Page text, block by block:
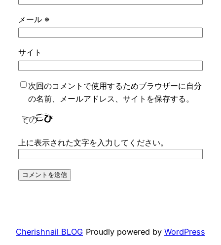
メール ※
サイト
次回のコメントで使用するためブラウザーに自分
の名前、メールアドレス、サイトを保存する。
上に表示された文字を入力してください。
Cherishnail BLOG Proudly powered by WordPress